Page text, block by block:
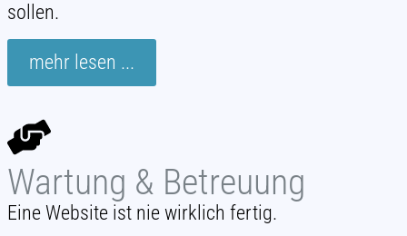
sollen.
mehr lesen ...
Wartung & Betreuung
Eine Website ist nie wirklich fertig.